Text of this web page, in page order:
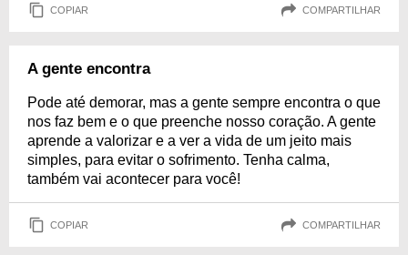
COPIAR COMPARTILHAR
A gente encontra
Pode até demorar, mas a gente sempre encontra o que
nos faz bem e o que preenche nosso coração. A gente
aprende a valorizar e a ver a vida de um jeito mais
simples, para evitar o sofrimento. Tenha calma,
também vai acontecer para você!
COPIAR COMPARTILHAR